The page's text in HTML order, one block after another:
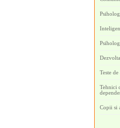
Teste
Tehnici
Copii si